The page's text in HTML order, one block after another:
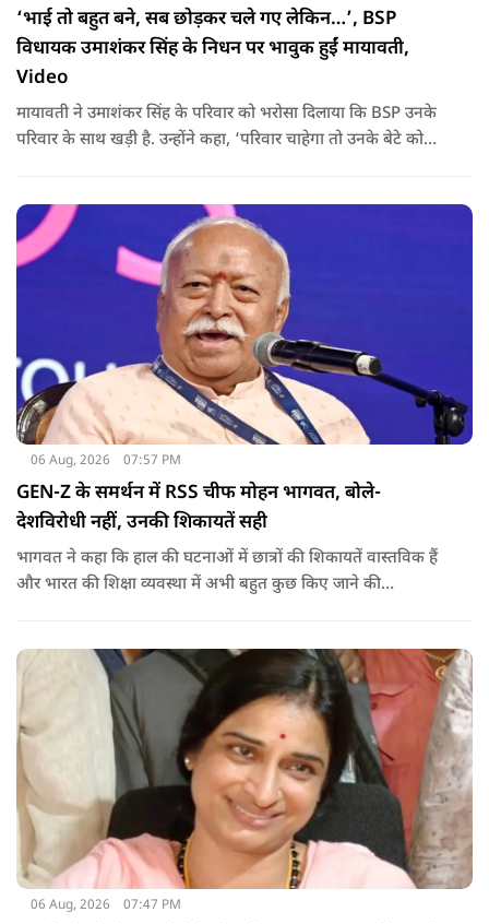
‘भाई तो बहुत बने, सब छोड़कर चले गए लेकिन…’, BSP
विधायक उमाशंकर सिंह के निधन पर भावुक हुईं मायावती,
Video
मायावती ने उमाशंकर सिंह के परिवार को भरोसा दिलाया कि BSP उनके
परिवार के साथ खड़ी है. उन्होंने कहा, ‘परिवार चाहेगा तो उनके बेटे को
06 Aug, 2026 07:57 PM
GEN-Z के समर्थन में RSS चीफ मोहन भागवत, बोले-
देशविरोधी नहीं, उनकी शिकायतें सही
भागवत ने कहा कि हाल की घटनाओं में छात्रों की शिकायतें वास्तविक हैं
और भारत की शिक्षा व्यवस्था में अभी बहुत कुछ किए जाने की
06 Aug, 2026 07:47 PM